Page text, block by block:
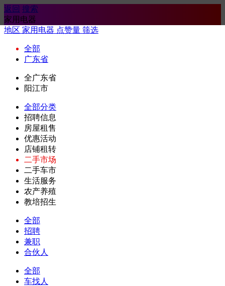
返回 搜索
家用电器
地区 家用电器 点赞量 筛选
全部
广东省
全广东省
阳江市
全部分类
招聘信息
房屋租售
优惠活动
店铺租转
二手市场
二手车市
生活服务
农产养殖
教培招生
全部
招聘
兼职
合伙人
全部
车找人